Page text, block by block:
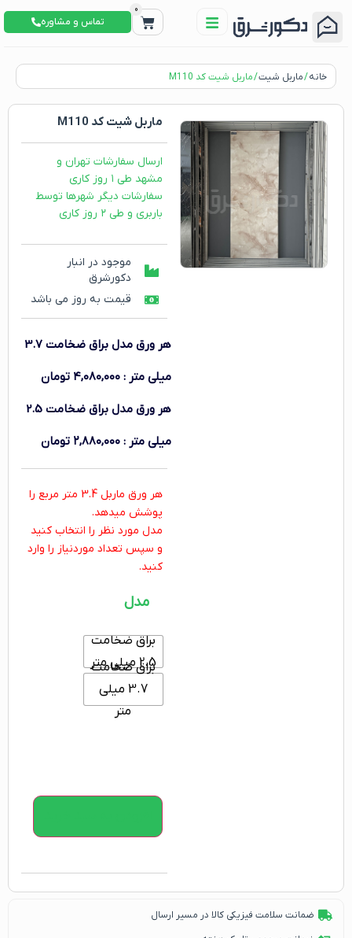
0
تماس و مشاوره
خانه/ماربل شیت/ ماربل شیت کد M110
ماربل شیت کد M110
ارسال سفارشات تهران و
مشهد طی ۱ روز کاری
سفارشات دیگر شهرها توسط
باربری و طی ۲ روز کاری
موجود در انبار
دکورشرق
قیمت به روز می باشد
هر ورق مدل براق ضخامت 3.7
میلی متر :۴,۰۸۰,۰۰۰ تومان
هر ورق مدل براق ضخامت 2.5
میلی متر :۲,۸۸۰,۰۰۰ تومان
هر ورق ماربل 3.4 متر مربع را
پوشش میدهد.
مدل مورد نظر را انتخاب کنید
و سپس تعداد موردنیاز را وارد
کنید.
مدل
براق ضخامت
2.5 میلی متر
براق ضخامت
3.7 میلی
متر
ضمانت سلامت فیزیکی کالا در مسیر ارسال